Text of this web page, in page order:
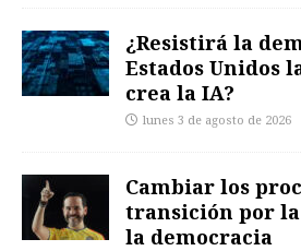
¿Resistirá la
Estados Unidos
crea la IA?
lunes 3 de agosto de 2026
Cambiar los
transición por
la democracia